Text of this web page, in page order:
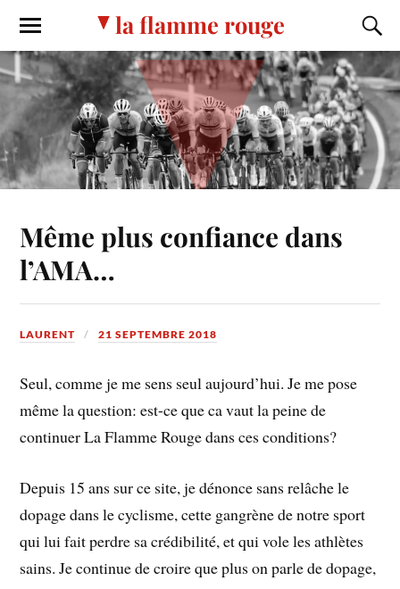
la flamme rouge
Même plus confiance dans
l’AMA…
LAURENT 21 SEPTEMBRE 2018
Seul, comme je me sens seul aujourd’hui. Je me pose
même la question: est-ce que ca vaut la peine de
continuer La Flamme Rouge dans ces conditions?
Depuis 15 ans sur ce site, je dénonce sans relâche le
dopage dans le cyclisme, cette gangrène de notre sport
qui lui fait perdre sa crédibilité, et qui vole les athlètes
sains. Je continue de croire que plus on parle de dopage,